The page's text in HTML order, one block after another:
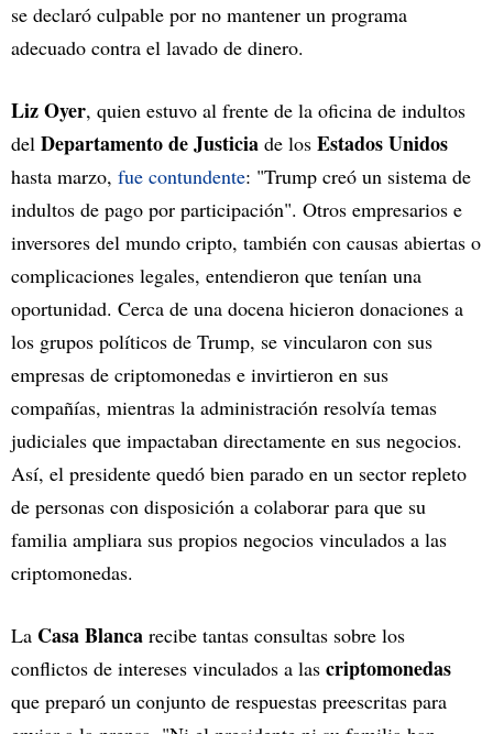
se declaró culpable por no mantener un programa
adecuado contra el lavado de dinero.
Liz Oyer, quien estuvo al frente de la oficina de indultos
del Departamento de Justicia de los Estados Unidos
hasta marzo, fue contundente: "Trump creó un sistema de
indultos de pago por participación". Otros empresarios e
inversores del mundo cripto, también con causas abiertas o
complicaciones legales, entendieron que tenían una
oportunidad. Cerca de una docena hicieron donaciones a
los grupos políticos de Trump, se vincularon con sus
empresas de criptomonedas e invirtieron en sus
compañías, mientras la administración resolvía temas
judiciales que impactaban directamente en sus negocios.
Así, el presidente quedó bien parado en un sector repleto
de personas con disposición a colaborar para que su
familia ampliara sus propios negocios vinculados a las
criptomonedas.
La Casa Blanca recibe tantas consultas sobre los
conflictos de intereses vinculados a las criptomonedas
que preparó un conjunto de respuestas preescritas para